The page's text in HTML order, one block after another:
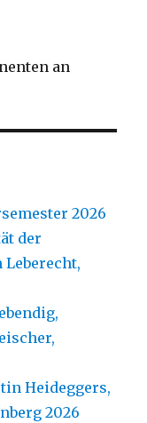
an
2026
der
Heideggers,
2026